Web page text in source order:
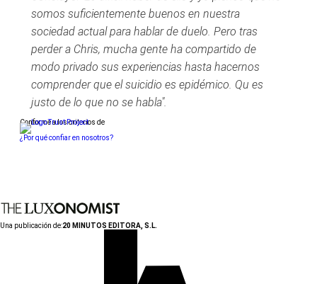
somos suficientemente buenos en nuestra
sociedad actual para hablar de duelo. Pero tras
perder a Chris, mucha gente ha compartido de
modo privado sus experiencias hasta hacernos
comprender que el suicidio es epidémico. Qu es
justo de lo que no se habla".
Conforme a los criterios de
¿Por qué confiar en nosotros?
Una publicación de:20 MINUTOS EDITORA, S.L.